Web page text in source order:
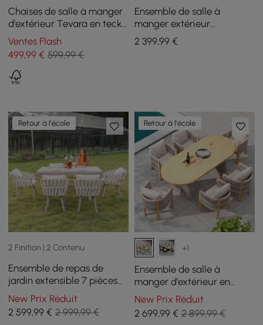
Chaises de salle à manger
d'extérieur Tevara en teck
et aluminium, gris, lot de 2
Ventes Flash
499,99 € 599,99 €
Ensemble de salle à
manger extérieur
extensible 7 pièces avec
table en aluminium et 6
2 399,99€
Retour à l'école
2 Finition | 2 Contenu
Ensemble de repas de
jardin extensible 7 pièces
avec 6 chaises en corde
tressée, 163 à 214 cm, blanc
New Prix Réduit
2 599,99 € 2 999,99 €
Retour à l'école
+1
Ensemble de salle à
manger d'extérieur en
aluminium 7 pièces avec
dessus de table extensible,
fauteuil tissé pour 6
New Prix Réduit
2 699,99€ 2 899,99 €